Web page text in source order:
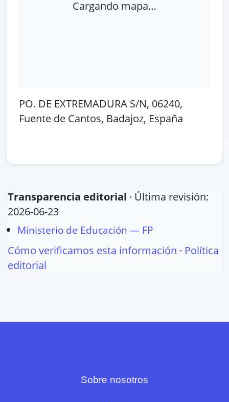
Cargando mapa…
PO. DE EXTREMADURA S/N, 06240,
Fuente de Cantos, Badajoz, España
Transparencia editorial · Última revisión:
2026-06-23
Ministerio de Educación — FP
Cómo verificamos esta información · Política
editorial
Sobre nosotros